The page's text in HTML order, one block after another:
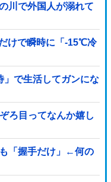
川で外国人が溺れて
けで瞬時に「-15℃冷
」で生活してガンにな
ろ目ってなんか嬉し
「握手だけ」←何の